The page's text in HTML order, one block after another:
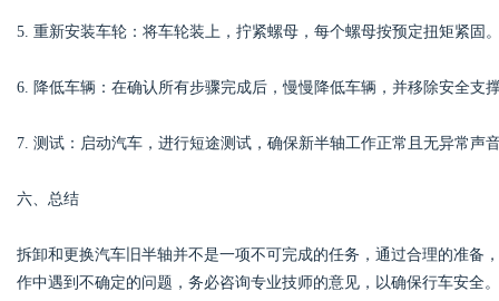
5. 重新安装车轮：将车轮装上，拧紧螺母，每个螺母按预定扭矩紧固
6. 降低车辆：在确认所有步骤完成后，慢慢降低车辆，并移除安全支
7. 测试：启动汽车，进行短途测试，确保新半轴工作正常且无异常声
六、总结
拆卸和更换汽车旧半轴并不是一项不可完成的任务，通过合理的准备
作中遇到不确定的问题，务必咨询专业技师的意见，以确保行车安全